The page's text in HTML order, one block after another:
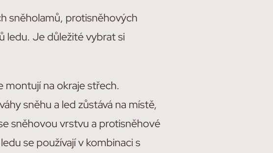
sněholamů, protisněhových
ledu. Je důležité vybrat si
montují na okraje střech.
sněhu a led zůstává na místě,
sněhovou vrstvu a protisněhové
se používají v kombinaci s